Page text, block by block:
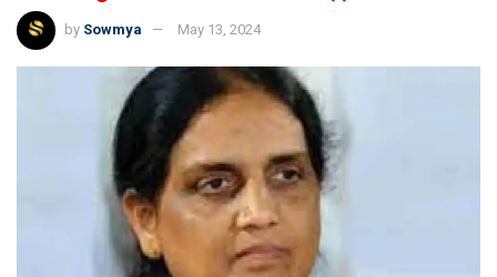
by Sowmya May 13, 2024